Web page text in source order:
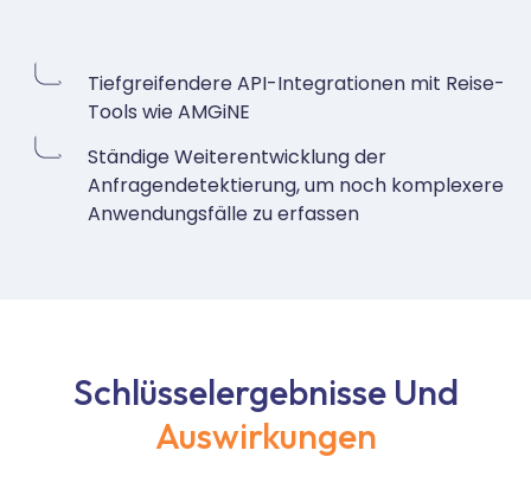
Tiefgreifendere API-Integrationen mit Reise-
Tools wie AMGiNE
Ständige Weiterentwicklung der
Anfragendetektierung, um noch komplexere
Anwendungsfälle zu erfassen
Schlüsselergebnisse Und
Auswirkungen